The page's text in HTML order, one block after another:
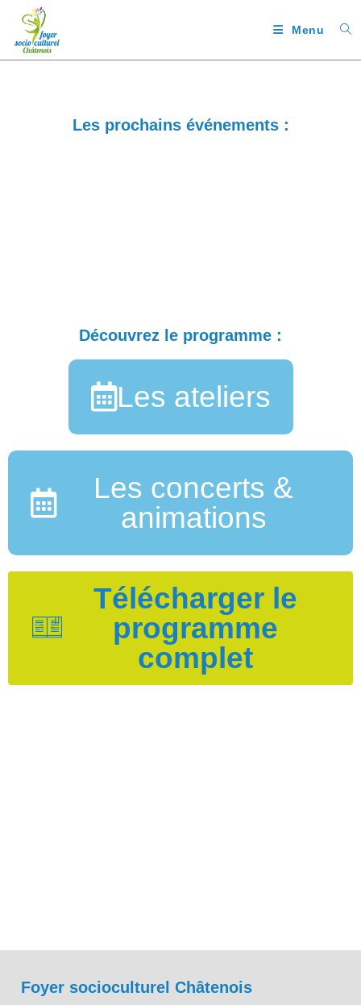
Menu
Les prochains événements :
Découvrez le programme :
Les ateliers
Les concerts &
animations
Télécharger le
programme
complet
Foyer socioculturel Châtenois